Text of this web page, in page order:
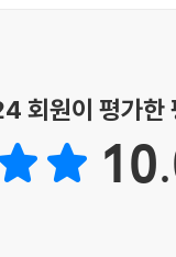
않는다. 파시즘을 그
하게 베풀곤 하셨다.
싸다고 여기시면서도
서 가장 훌륭한 성과
업적은 나치즘 및
회원이 평가한